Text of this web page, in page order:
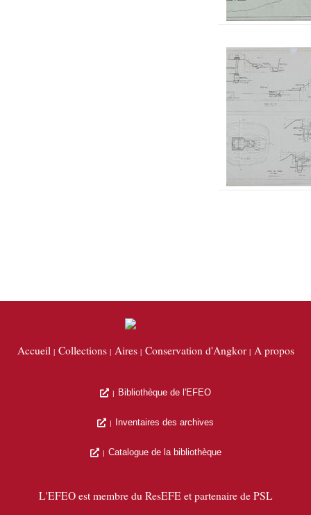
Accueil Collections Aires Conservation d'Angkor A propos
Bibliothèque de l'EFEO
Inventaires des archives
Catalogue de la bibliothèque
L'EFEO est membre du ResEFE et partenaire de PSL